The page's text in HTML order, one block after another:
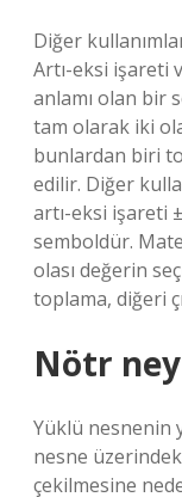
Diğer
Artı-eksi işareti
anlamı olan bir
tam olarak iki
bunlardan biri
edilir. Diğer
artı-eksi işareti
semboldür.
olası değerin
toplama, diğeri
Nötr
Yüklü nesnenin
nesne
çekilmesine